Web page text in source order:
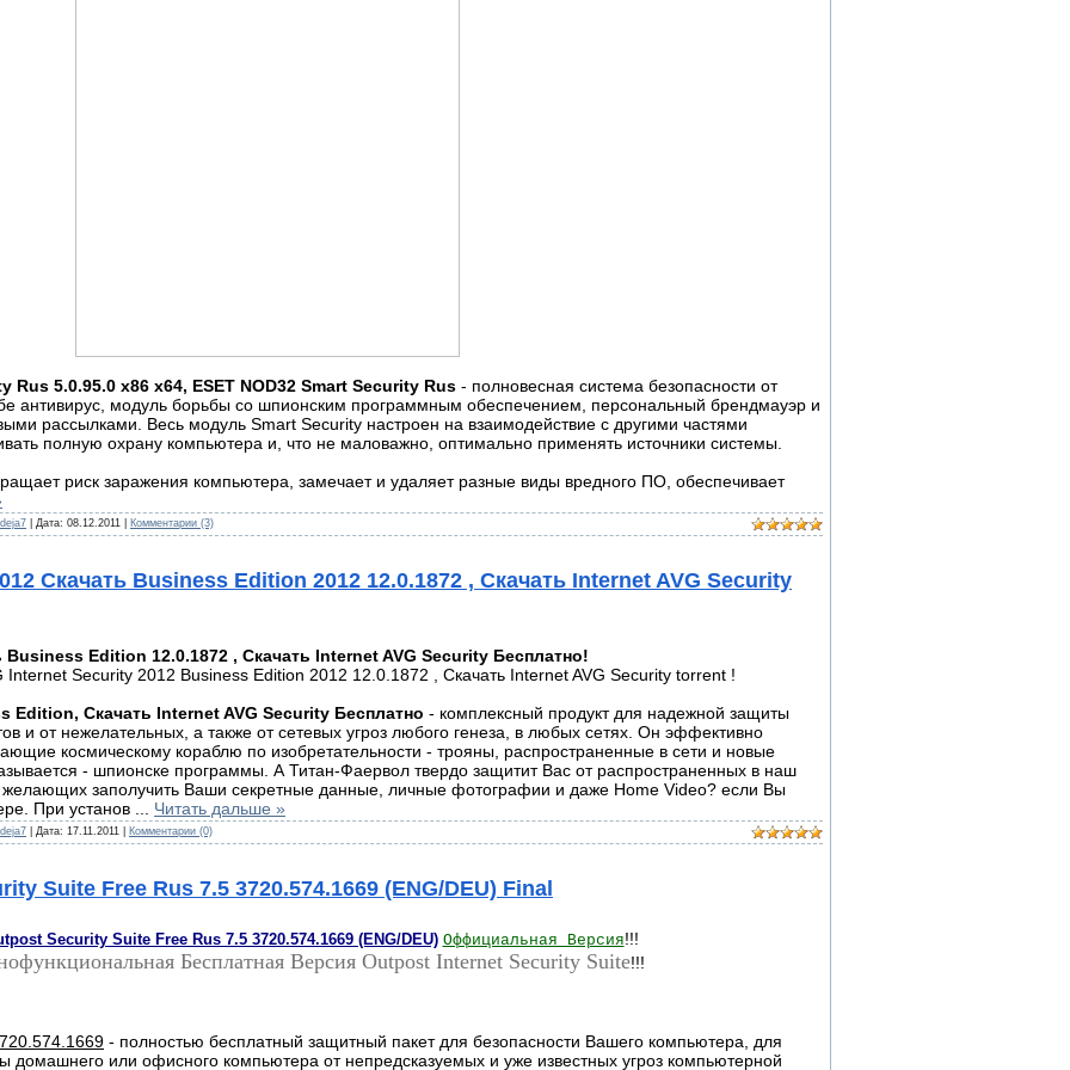
Rus 5.0.95.0 x86 x64, ESET NOD32 Smart Security Rus - полновесная система безопасности от
антивирус, модуль борьбы со шпионским программным обеспечением, персональный брендмауэр и
рассылками. Весь модуль Smart Security настроен на взаимодействие с другими частями
полную охрану компьютера и, что не маловажно, оптимально применять источники системы.
риск заражения компьютера, замечает и удаляет разные виды вредного ПО, обеспечивает
| Дата: 08.12.2011 Комментарии (3)
Скачать Business Edition 2012 12.0.1872 , Cкачать Internet AVG Security
Edition 12.0.1872 , Cкачать Internet AVG Security Бесплатно!
Edition, Cкачать Internet AVG Security Бесплатно - комплексный продукт для надежной защиты
и от нежелательных, а также от сетевых угроз любого генеза, в любых сетях. Он эффективно
космическому кораблю по изобретательности - трояны, распространенные в сети и новые
- шпионске программы. А Титан-Фаервол твердо защитит Вас от распространенных в наш
желающих заполучить Ваши секретные данные, личные фотографии и даже Home Video? если Вы
При установ
Читать дальше »
| Дата: 17.11.2011 Комментарии (0)
Suite Free Rus 7.5 3720.574.1669 (ENG/DEU) Final
Security Suite Free Rus 7.5 3720.574.1669 (ENG/DEU) Оффициальная Версия!!!
Бесплатная Версия Outpost Internet Security Suite!!!
- полностью бесплатный защитный пакет для безопасности Вашего компьютера, для
домашнего или офисного компьютера от непредсказуемых и уже известных угроз компьютерной